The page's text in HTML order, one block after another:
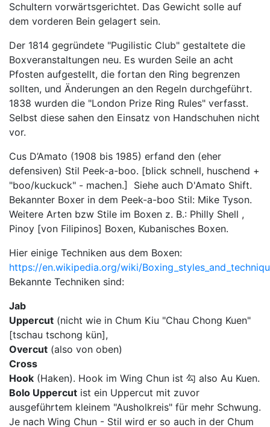
Schultern vorwärtsgerichtet. Das Gewicht solle auf
dem vorderen Bein gelagert sein.
Der 1814 gegründete "Pugilistic Club" gestaltete die
Boxveranstaltungen neu. Es wurden Seile an acht
Pfosten aufgestellt, die fortan den Ring begrenzen
sollten, und Änderungen an den Regeln durchgeführt.
1838 wurden die "London Prize Ring Rules" verfasst.
Selbst diese sahen den Einsatz von Handschuhen nicht
vor.
Cus D’Amato (1908 bis 1985) erfand den (eher
defensiven) Stil Peek-a-boo. [blick schnell, huschend +
"boo/kuckuck" - machen.] Siehe auch D'Amato Shift.
Bekannter Boxer in dem Peek-a-boo Stil: Mike Tyson.
Weitere Arten bzw Stile im Boxen z. B.: Philly Shell ,
Pinoy [von Filipinos] Boxen, Kubanisches Boxen.
Hier einige Techniken aus dem Boxen:
https://en.wikipedia.org/wiki/
Bekannte Techniken sind:
Jab
Uppercut (nicht wie in Chum Kiu "Chau Chong Kuen"
[tschau tschong kün],
Overcut (also von oben)
Cross
Hook (Haken). Hook im Wing Chun ist 勾 also Au Kuen.
Bolo Uppercut ist ein Uppercut mit zuvor
ausgeführtem kleinem "Ausholkreis" für mehr Schwung.
Je nach Wing Chun - Stil wird er so auch in der Chum